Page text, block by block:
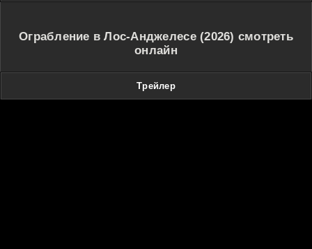
Ограбление в Лос-Анджелесе (2026) смотреть
онлайн
Трейлер